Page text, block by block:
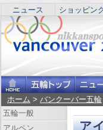
ニュース ショッピン
ホーム > バンクーバー五輪
ア
五輪一般
アルペン